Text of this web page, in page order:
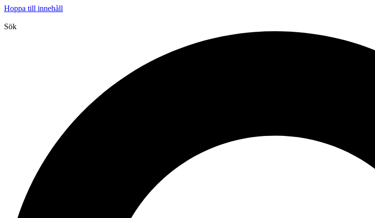
Hoppa till innehåll
Sök